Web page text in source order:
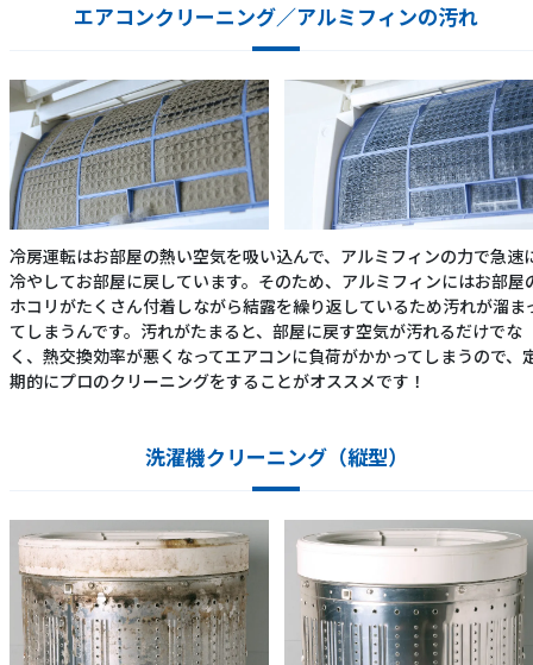
エアコンクリーニング／アルミフィンの汚れ
冷房運転はお部屋の熱い空気を吸い込んで、アルミフィンの力で急速
冷やしてお部屋に戻しています。そのため、アルミフィンにはお部屋
ホコリがたくさん付着しながら結露を繰り返しているため汚れが溜ま
てしまうんです。汚れがたまると、部屋に戻す空気が汚れるだけでな
く、熱交換効率が悪くなってエアコンに負荷がかかってしまうので、
期的にプロのクリーニングをすることがオススメです！
洗濯機クリーニング（縦型）